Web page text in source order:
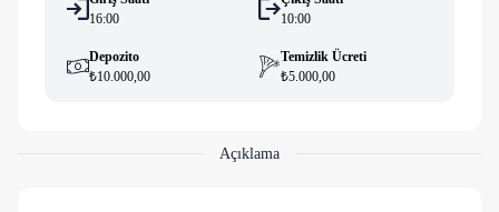
16:00
10:00
Depozito
₺10.000,00
Temizlik Ücreti
₺5.000,00
Açıklama